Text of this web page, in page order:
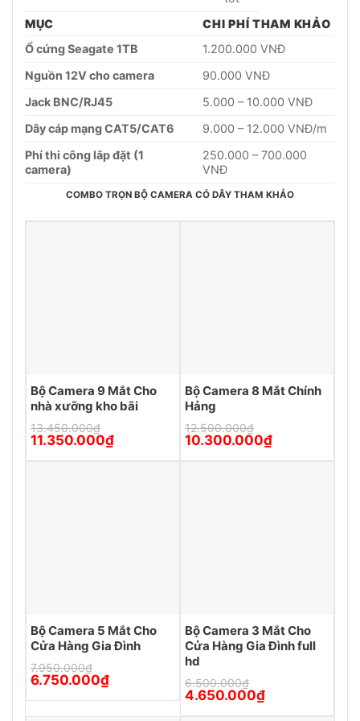
MỤC
CHI PHÍ THAM KHẢO
Ổ cứng Seagate 1TB
1.200.000 VNĐ
Nguồn 12V cho camera
90.000 VNĐ
Jack BNC/RJ45
5.000 – 10.000 VNĐ
Dây cáp mạng CAT5/CAT6
9.000 – 12.000 VNĐ/m
Phí thi công lắp đặt (1
camera)
250.000 – 700.000
VNĐ
COMBO TRỌN BỘ CAMERA CÓ DÂY THAM KHẢO
Bộ Camera 9 Mắt Cho
nhà xưỡng kho bãi
13.450.000₫
Giá
gốc
là:
11.350.000₫Giá
tại
Bộ Camera 8 Mắt Chính
Hảng
12.500.000₫
Giá
gốc
là:
10.300.000₫Giá
tại
Bộ Camera 5 Mắt Cho
Cửa Hàng Gia Đình
7.950.000₫
Giá
gốc
là:
6.750.000₫Giá
tại
Bộ Camera 3 Mắt Cho
Cửa Hàng Gia Đình full
hd
6.500.000₫
Giá
gốc
là:
4.650.000₫Giá
tại